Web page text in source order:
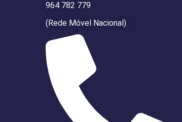
964 782 779
(Rede Móvel Nacional)